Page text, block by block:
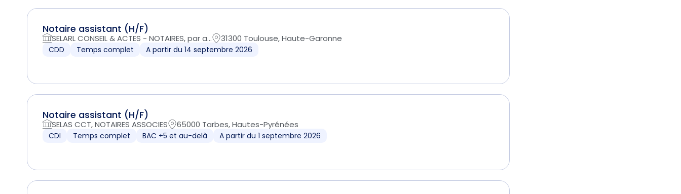
Notaire assistant (H/F)
SELARL CONSEIL & ACTES - NOTAIRES, par a... 31300 Toulouse, Haute-Garonne
CDD Temps complet A partir du 14 septembre 2026
Notaire assistant (H/F)
SELAS CCT, NOTAIRES ASSOCIES 65000 Tarbes, Hautes-Pyrénées
CDI Temps complet BAC +5 et au-delà A partir du 1 septembre 2026